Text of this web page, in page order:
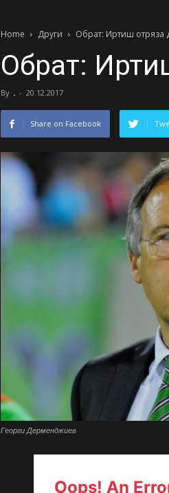
Home Други Обрат: Иртиш отряза
Обрат:
By . - 20.12.2017
Share on Facebook
Георги Дерменджиев